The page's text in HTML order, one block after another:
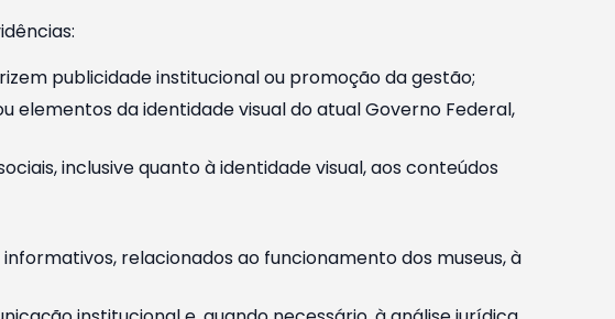
publicidade institucional ou promoção da gestão;
elementos da identidade visual do atual Governo Federal,
inclusive quanto à identidade visual, aos conteúdos
relacionados ao funcionamento dos museus, à